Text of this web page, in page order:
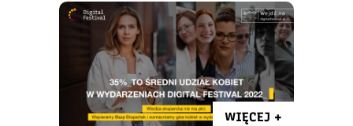
WIĘCEJ +